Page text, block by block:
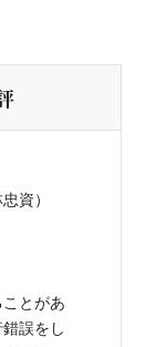
資）
とがあ
誤をし